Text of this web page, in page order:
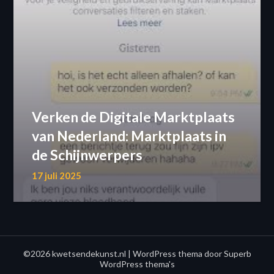
Verken de Digitale Marktplaats
van Nederland: Marktplaats in
de Schijnwerpers
17 juli 2025
©2026 kwetsendekunst.nl | WordPress thema doorSuperb
WordPress thema's